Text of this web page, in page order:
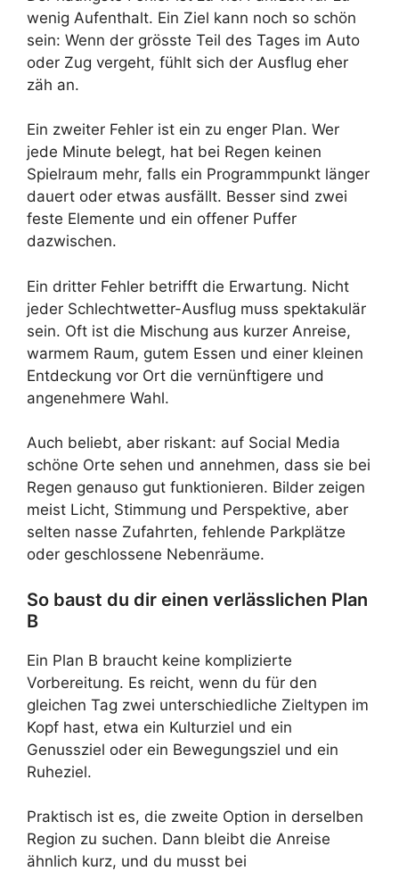
wenig Aufenthalt. Ein Ziel kann noch so schön
sein: Wenn der grösste Teil des Tages im Auto
oder Zug vergeht, fühlt sich der Ausflug eher
zäh an.
Ein zweiter Fehler ist ein zu enger Plan. Wer
jede Minute belegt, hat bei Regen keinen
Spielraum mehr, falls ein Programmpunkt länger
dauert oder etwas ausfällt. Besser sind zwei
feste Elemente und ein offener Puffer
dazwischen.
Ein dritter Fehler betrifft die Erwartung. Nicht
jeder Schlechtwetter-Ausflug muss spektakulär
sein. Oft ist die Mischung aus kurzer Anreise,
warmem Raum, gutem Essen und einer kleinen
Entdeckung vor Ort die vernünftigere und
angenehmere Wahl.
Auch beliebt, aber riskant: auf Social Media
schöne Orte sehen und annehmen, dass sie bei
Regen genauso gut funktionieren. Bilder zeigen
meist Licht, Stimmung und Perspektive, aber
selten nasse Zufahrten, fehlende Parkplätze
oder geschlossene Nebenräume.
So baust du dir einen verlässlichen Plan
B
Ein Plan B braucht keine komplizierte
Vorbereitung. Es reicht, wenn du für den
gleichen Tag zwei unterschiedliche Zieltypen im
Kopf hast, etwa ein Kulturziel und ein
Genussziel oder ein Bewegungsziel und ein
Ruheziel.
Praktisch ist es, die zweite Option in derselben
Region zu suchen. Dann bleibt die Anreise
ähnlich kurz, und du musst bei